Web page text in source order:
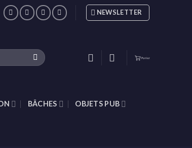
NEWSLETTER
BÂCHES OBJETS PUB